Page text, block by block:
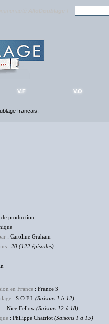
V.F V.O
français.
de production
: Caroline Graham
: 20 (122 épisodes)
en France : France 3
: S.O.F.I. (Saisons 1 à 12)
(Saisons 12 à 18)
: Philippe Chatriot (Saisons 1 à 15)